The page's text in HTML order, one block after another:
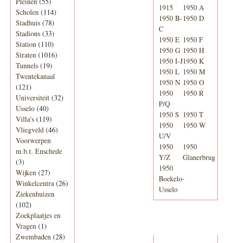
Scholen (114)
Stadhuis (78)
Stadions (33)
Station (110)
Straten (1016)
Tunnels (19)
Twentekanaal
(121)
Universiteit (32)
Usselo (40)
Villa's (119)
Vliegveld (46)
Voorwerpen
m.b.t. Enschede
(3)
Wijken (27)
Winkelcentra (26)
Ziekenhuizen
(102)
Zoekplaatjes en
Vragen (1)
Zwembaden (28)
1915
1950 A
1950 B-
C
1950 D
1950 E 1950 F
1950 G 1950 H
1950 I-J1950 K
1950 L 1950 M
1950 N 1950 O
1950
P/Q
1950 R
1950 S 1950 T
1950
U/V
1950 W
1950
Y/Z
1950
Glanerbrug
1950
Boekelo-
Usselo